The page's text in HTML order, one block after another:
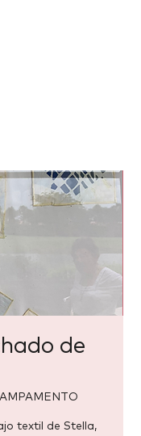
de
textil de Stella,